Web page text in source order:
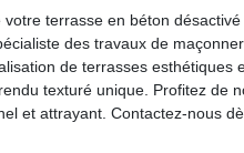
votre terrasse en béton
des travaux de
de terrasses esthétiques
texturé unique. Profitez de
et attrayant. Contactez-nous